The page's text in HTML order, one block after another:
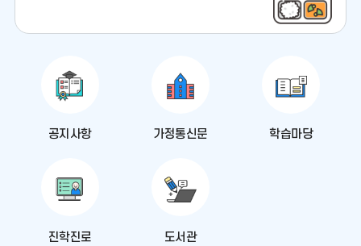
기
공지사항 가정통신문 학습마당
진학진로 도서관